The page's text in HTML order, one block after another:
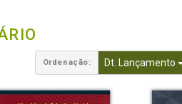
Ordenação: Dt. Lançamento